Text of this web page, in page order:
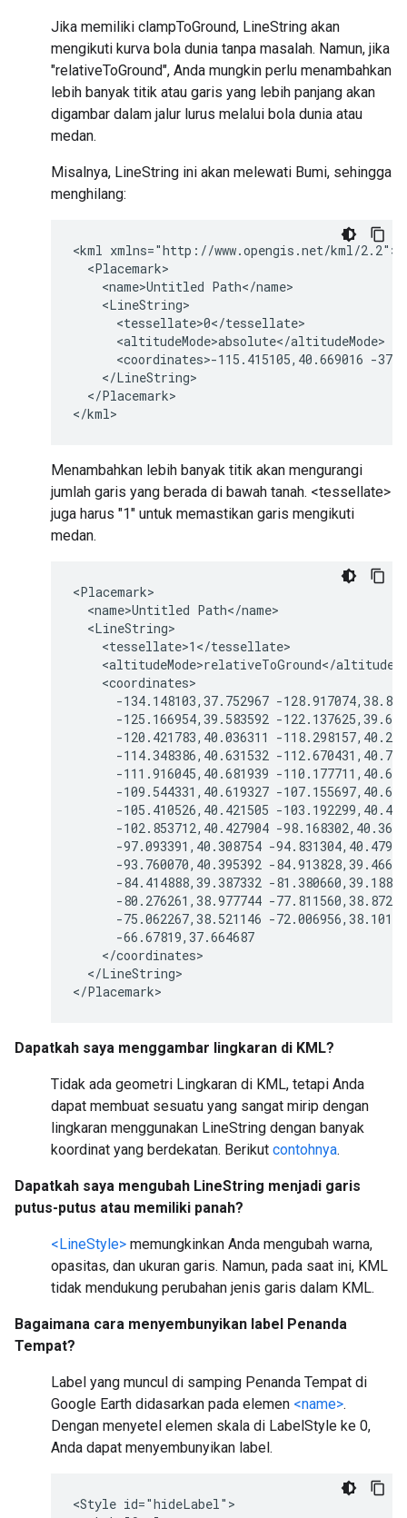
Jika memiliki clampToGround, LineString akan
mengikuti kurva bola dunia tanpa masalah. Namun, jika
"relativeToGround", Anda mungkin perlu menambahkan
lebih banyak titik atau garis yang lebih panjang akan
digambar dalam jalur lurus melalui bola dunia atau
medan.
Misalnya, LineString ini akan melewati Bumi, sehingga
menghilang:
<kml xmlns="http://www.opengis.net/kml/2.2">
  <Placemark>
    <name>Untitled Path</name>
    <LineString>
      <tessellate>0</tessellate>
      <altitudeMode>absolute</altitudeMode>
<coordinates>-115.415105,40.669016 -
    </LineString>
  </Placemark>
</kml>
Menambahkan lebih banyak titik akan mengurangi
jumlah garis yang berada di bawah tanah. <tessellate>
juga harus "1" untuk memastikan garis mengikuti
medan.
<Placemark>
  <name>Untitled Path</name>
  <LineString>
    <tessellate>1</tessellate>
<altitudeMode>relativeToGround</
    <coordinates>
-134.148103,37.752967 -
-125.166954,39.583592 -
-120.421783,40.036311 -
-114.348386,40.631532 -
-111.916045,40.681939 -
-109.544331,40.619327 -
-105.410526,40.421505 -
-102.853712,40.427904 -
-97.093391,40.308754 -
-93.760070,40.395392 -
-84.414888,39.387332 -
-80.276261,38.977744 -
-75.062267,38.521146 -
      -66.67819,37.664687
    </coordinates>
  </LineString>
</Placemark>
Dapatkah saya menggambar lingkaran di KML?
Tidak ada geometri Lingkaran di KML, tetapi Anda
dapat membuat sesuatu yang sangat mirip dengan
lingkaran menggunakan LineString dengan banyak
koordinat yang berdekatan. Berikut contohnya.
Dapatkah saya mengubah LineString menjadi garis
putus-putus atau memiliki panah?
<LineStyle> memungkinkan Anda mengubah warna,
opasitas, dan ukuran garis. Namun, pada saat ini, KML
tidak mendukung perubahan jenis garis dalam KML.
Bagaimana cara menyembunyikan label Penanda
Tempat?
Label yang muncul di samping Penanda Tempat di
Google Earth didasarkan pada elemen <name>.
Dengan menyetel elemen skala di LabelStyle ke 0,
Anda dapat menyembunyikan label.
<Style id="hideLabel">